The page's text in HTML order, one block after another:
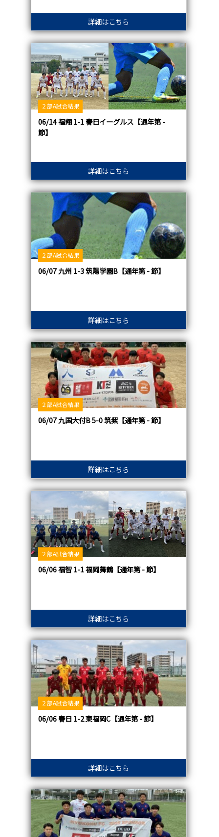
詳細はこちら
２部A試合結果
06/14 福翔 1-1 春日イーグルス【通年第 -
節】
詳細はこちら
２部A試合結果
06/07 九州 1-3 筑陽学園B【通年第 - 節】
詳細はこちら
２部A試合結果
06/07 九国大付B 5-0 筑紫【通年第 - 節】
詳細はこちら
２部A試合結果
06/06 福智 1-1 福岡舞鶴【通年第 - 節】
詳細はこちら
２部A試合結果
06/06 春日 1-2 東福岡C【通年第 - 節】
詳細はこちら